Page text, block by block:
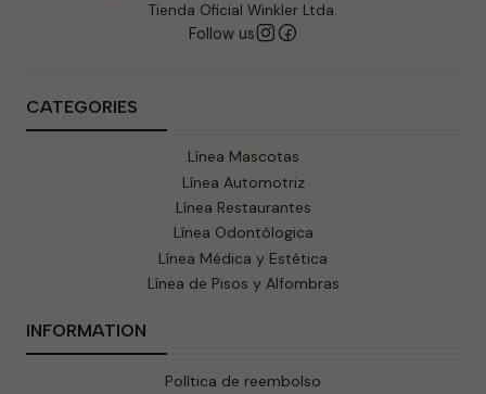
Tienda Oficial Winkler Ltda.
Follow us
CATEGORIES
Línea Mascotas
Línea Automotriz
Línea Restaurantes
Línea Odontólogica
Línea Médica y Estética
Línea de Pisos y Alfombras
INFORMATION
Política de reembolso